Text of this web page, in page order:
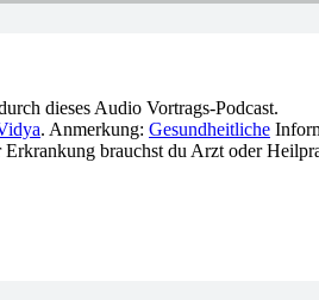
dieses Audio Vortrags-Podcast.
. Anmerkung: Gesundheitliche
Erkrankung brauchst du Arzt oder